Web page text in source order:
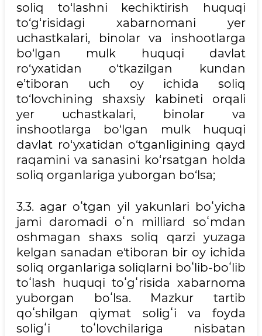
soliq to‘lashni kechiktirish huquqi
to‘g‘risidagi xabarnomani yer
uchastkalari, binolar va inshootlarga
bo‘lgan mulk huquqi davlat
ro‘yxatidan o‘tkazilgan kundan
e’tiboran uch oy ichida soliq
to‘lovchining shaxsiy kabineti orqali
yer uchastkalari, binolar va
inshootlarga bo‘lgan mulk huquqi
davlat ro‘yxatidan o‘tganligining qayd
raqamini va sanasini ko‘rsatgan holda
soliq organlariga yuborgan bo‘lsa;
3.3. agar oʻtgan yil yakunlari boʻyicha
jami daromadi oʻn milliard soʻmdan
oshmagan shaxs soliq qarzi yuzaga
kelgan sanadan eʼtiboran bir oy ichida
soliq organlariga soliqlarni boʻlib-boʻlib
toʻlash huquqi toʻgʻrisida xabarnoma
yuborgan boʻlsa. Mazkur tartib
qoʻshilgan qiymat soligʻi va foyda
soligʻi toʻlovchilariga nisbatan